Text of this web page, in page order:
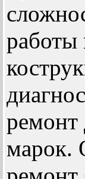
работы
ремонт
марок.